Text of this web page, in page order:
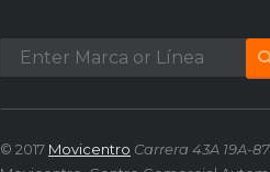
© 2017 Movicentro Carrera 43A 19A-